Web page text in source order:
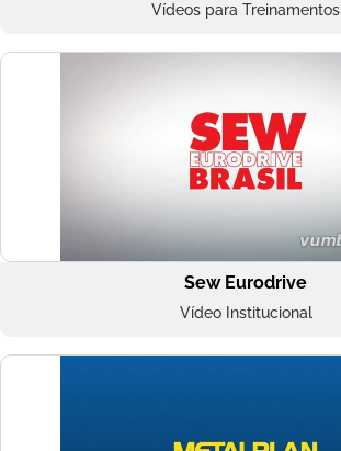
Vídeos para Treinamentos
Sew Eurodrive
Vídeo Institucional